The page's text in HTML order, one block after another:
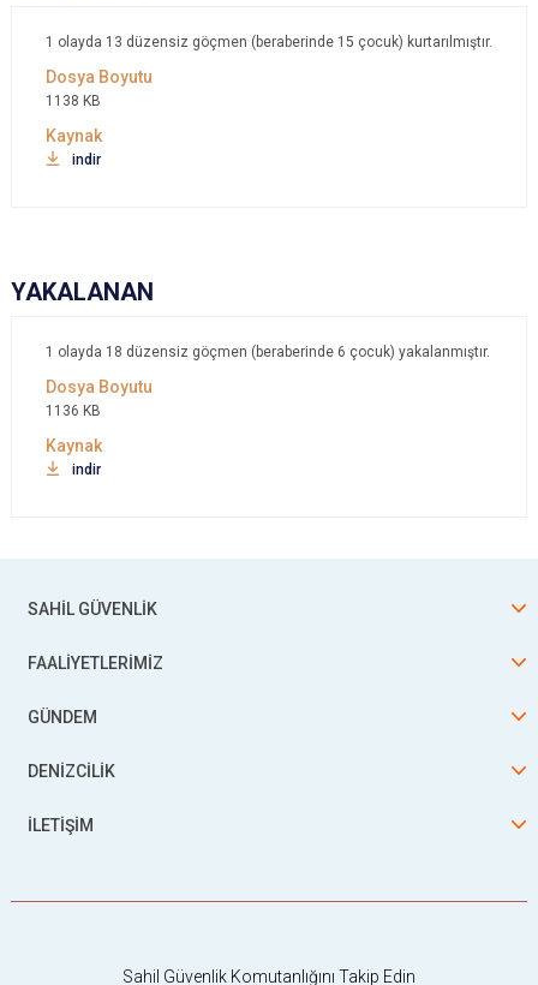
1 olayda 13 düzensiz göçmen (beraberinde 15 çocuk) kurtarılmıştır.
1138 KB
indir
YAKALANAN
1 olayda 18 düzensiz göçmen (beraberinde 6 çocuk) yakalanmıştır.
1136 KB
indir
SAHİL GÜVENLİK
FAALİYETLERİMİZ
GÜNDEM
DENİZCİLİK
İLETİŞİM
Sahil Güvenlik Komutanlığını Takip Edin